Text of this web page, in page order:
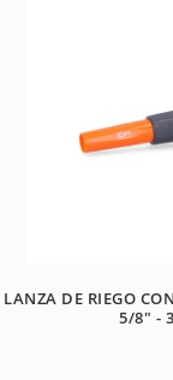
LANZA DE RIEGO
5/8" -